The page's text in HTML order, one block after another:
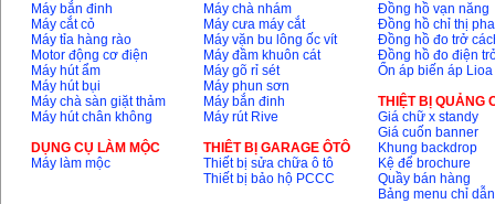
Máy bắn đinh
Máy cắt cỏ
Máy tỉa hàng rào
Motor động cơ điện
Máy hút ẩm
Máy hút bụi
Máy chà sàn giặt thảm
Máy hút chân không
DỤNG CỤ LÀM MỘC
Máy làm mộc
Máy chà nhám
Máy cưa máy cắt
Máy vặn bu lông ốc vít
Máy đầm khuôn cát
Máy gõ rỉ sét
Máy phun sơn
Máy bắn đinh
Máy rút Rive
THIÊT BỊ GARAGE ÔTÔ
Thiết bị sửa chữa ô tô
Thiết bị bảo hộ PCCC
Đồng hồ vạn năng
Đồng hồ chỉ thị pha
Đồng hồ đo trở
Đồng hồ đo điện
Ổn áp biến áp Lioa
THIỆT BỊ QUẢNG
Giá chữ x standy
Giá cuốn banner
Khung backdrop
Kệ để brochure
Quầy bán hàng
Bảng menu chỉ dẫn